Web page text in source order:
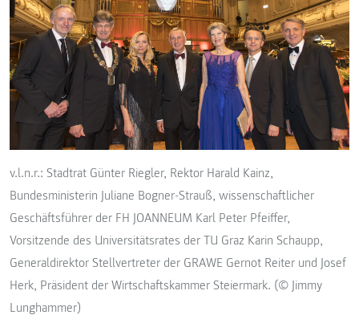
v.l.n.r.: Stadtrat Günter Riegler, Rektor Harald Kainz,
Bundesministerin Juliane Bogner-Strauß, wissenschaftlicher
Geschäftsführer der FH JOANNEUM Karl Peter Pfeiffer,
Vorsitzende des Universitätsrates der TU Graz Karin Schaupp,
Generaldirektor Stellvertreter der GRAWE Gernot Reiter und Josef
Herk, Präsident der Wirtschaftskammer Steiermark. (© Jimmy
Lunghammer)